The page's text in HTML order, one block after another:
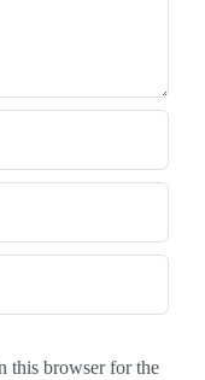
this browser for the